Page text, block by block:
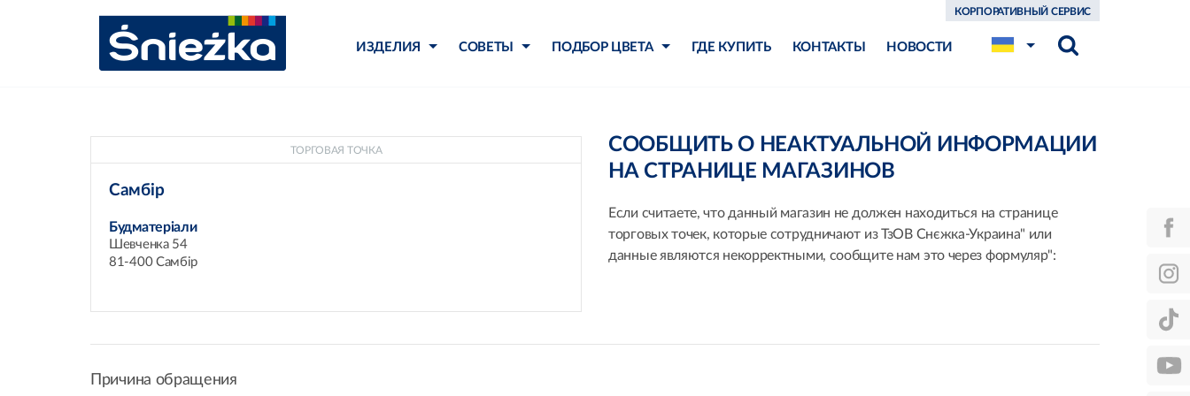
ИЗДЕЛИЯ СОВЕТЫ ПОДБОР ЦВЕТА ГДЕ КУПИТЬ КОНТАКТЫ НОВОСТИ
КОРПОРАТИВНЫЙ СЕРВИС
ТОРГОВАЯ ТОЧКА
Самбір
Будматеріали
Шевченка 54
81-400 Самбір
СООБЩИТЬ О НЕАКТУАЛЬНОЙ ИНФОРМАЦИИ
НА СТРАНИЦЕ МАГАЗИНОВ
Если считаете, что данный магазин не должен находиться на странице
торговых точек, которые сотрудничают из ТзОВ Снєжка-Украина" или
данные являются некорректными, сообщите нам это через формуляр":
Причина обращения